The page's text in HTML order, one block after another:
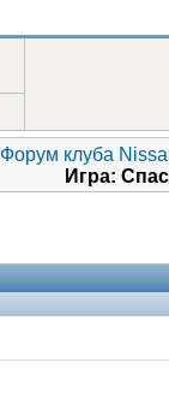
Форум клуба
Игра: